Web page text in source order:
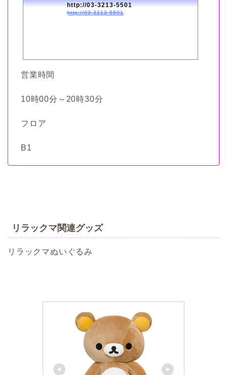
http://03-3213-5501
http://03-3213-5501
営業時間
10時00分～20時30分
フロア
B1
リラックマ関連グッズ
リラックマぬいぐるみ
西濃地域